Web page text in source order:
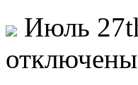
Июль
отключены